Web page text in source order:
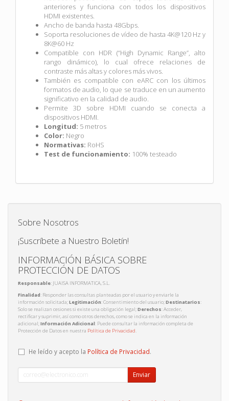
anteriores y funciona con todos los dispositivos
HDMI existentes.
Ancho de banda hasta 48Gbps.
Soporta resoluciones de vídeo de hasta 4K@120 Hz y
8K@60 Hz
Compatible con HDR (“High Dynamic Range”, alto
rango dinámico), lo cual ofrece relaciones de
contraste más altas y colores más vivos.
También es compatible con eARC con los últimos
formatos de audio, lo que se traduce en un aumento
significativo en la calidad de audio.
Permite 3D sobre HDMI cuando se conecta a
dispositivos HDMI.
Longitud: 5 metros
Color: Negro
Normativas: RoHS
Test de funcionamiento: 100% testeado
Sobre Nosotros
¡Suscríbete a Nuestro Boletín!
INFORMACIÓN BÁSICA SOBRE
PROTECCIÓN DE DATOS
Responsable: JUAISA INFORMATICA, S.L.
Finalidad: Responder las consultas planteadas por el usuario y enviarle la
información solicitada;Legitimación: Consentimiento del usuario;Destinatarios:
Solo se realizan cesiones si existe una obligación legal;Derechos: Acceder,
rectificar y suprimir, así como otros derechos, como se indica en la información
adicional;Información Adicional: Puede consultar la información completa de
Protección de Datos en nuestra Política de Privacidad.
He leído y acepto la Política de Privacidad.
Enviar